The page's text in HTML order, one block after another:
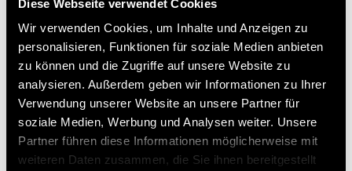
Diese Webseite verwendet Cookies
Wir verwenden Cookies, um Inhalte und Anzeigen zu
personalisieren, Funktionen für soziale Medien anbieten
zu können und die Zugriffe auf unsere Website zu
analysieren. Außerdem geben wir Informationen zu Ihrer
Verwendung unserer Website an unsere Partner für
soziale Medien, Werbung und Analysen weiter. Unsere
Partner führen diese Informationen möglicherweise mit
weiteren Daten zusammen, die Sie ihnen bereitgestellt
einen Gerichtssaal, eine Folterkammer und ein
Gefängnis. Dort wurden unter anderem die zum Tode
Verurteilten festgehalten, bis sie später beim
Ortsausgang, nahe der Kapelle Saint-Sébastian, zum
Galgenplatz (frz. place des potences) geführt wurden.
Mit öffentlichen Verkehrsmitteln erreichbar